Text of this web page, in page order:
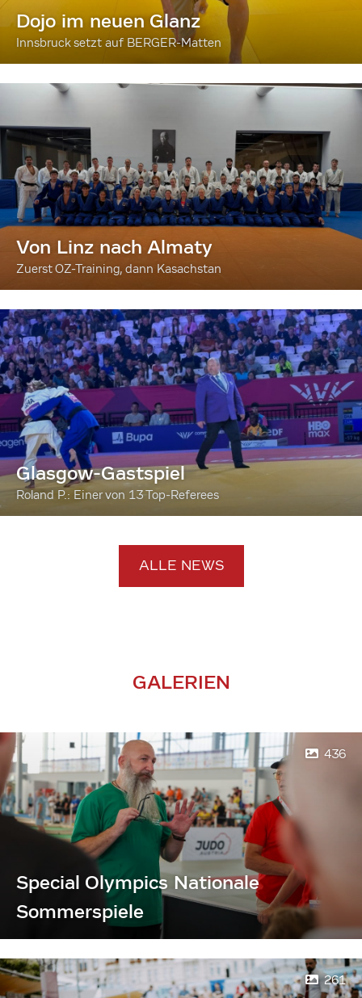
Dojo im neuen Glanz
Innsbruck setzt auf BERGER-Matten
Von Linz nach Almaty
Zuerst OZ-Training, dann Kasachstan
Glasgow-Gastspiel
Roland P.: Einer von 13 Top-Referees
ALLE NEWS
GALERIEN
436
Special Olympics Nationale
Sommerspiele
261